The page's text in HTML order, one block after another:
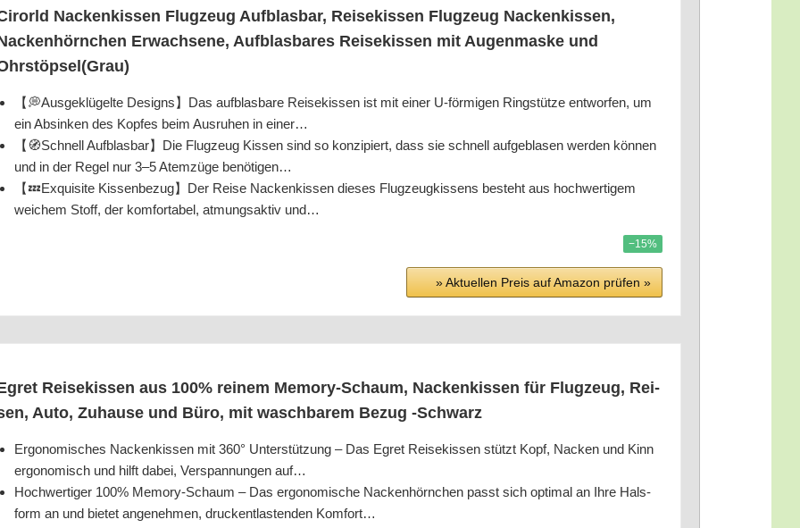
Nacken­kis­sen Flug­zeug Auf­blas­bar, Rei­se­kis­sen Flug­zeug Nacken­kis­sen,
Erwach­se­ne, Auf­blas­ba­res Rei­se­kis­sen mit Augen­mas­ke und
【💭Aus­ge­klü­gel­te Designs】Das auf­blas­ba­re Rei­se­kis­sen ist mit einer U‑förmigen Ringstüt­ze ent­wor­fen, um
ein Absin­ken des Kop­fes beim Aus­ru­hen in einer…
【🧭Schnell Aufblasbar】Die Flug­zeug Kis­sen sind so kon­zi­piert, dass sie schnell auf­ge­bla­sen wer­den kön­nen
und in der Regel nur 3–5 Atem­zü­ge benötigen…
【💤Exqui­si­te Kissenbezug】Der Rei­se Nacken­kis­sen die­ses Flug­zeug­kis­sens besteht aus hoch­wer­ti­gem
wei­chem Stoff, der kom­for­ta­bel, atmungs­ak­tiv und…
−15%
» Aktu­el­len Preis auf Ama­zon prü­fen »
Rei­se­kis­sen aus 100% rei­nem Memo­ry-Schaum, Nacken­kis­sen für Flug­zeug, Rei­
Auto, Zuhau­se und Büro, mit wasch­ba­rem Bezug ‑Schwarz
Ergo­no­mi­sches Nacken­kis­sen mit 360° Unter­stüt­zung – Das Egret Rei­se­kis­sen stützt Kopf, Nacken und Kinn
ergo­no­misch und hilft dabei, Ver­span­nun­gen auf…
Hoch­wer­ti­ger 100% Memo­ry-Schaum – Das ergo­no­mi­sche Nacken­hörn­chen passt sich opti­mal an Ihre Hals­
form an und bie­tet ange­neh­men, druck­ent­las­ten­den Komfort…